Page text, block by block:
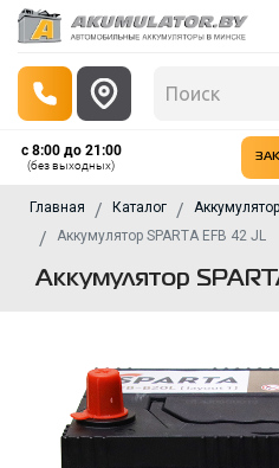
с 8:00 до 21:00
(без выходных)
Главная Каталог
Аккумулятор SPARTA EFB 42 JL
Аккумулятор